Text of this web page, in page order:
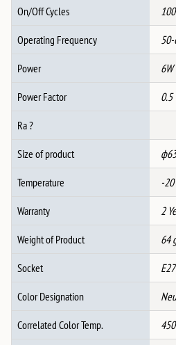
On/Off Cycles
Operating Frequency
Power 6W
Power Factor 0.5
Ra ?
Size of product
Temperature -
Warranty 2
Weight of Product 64
Socket E27
Color Designation
Correlated Color Temp.